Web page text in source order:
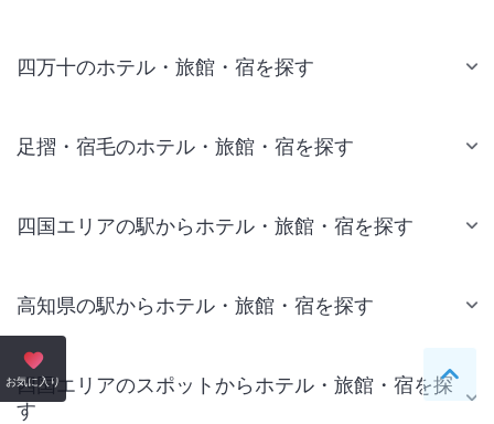
お気に入り ペー
四万十のホテル・旅館・宿を探す
足摺・宿毛のホテル・旅館・宿を探す
四国エリアの駅からホテル・旅館・宿を探す
高知県の駅からホテル・旅館・宿を探す
四国エリアのスポットからホテル・旅館・宿を探
す